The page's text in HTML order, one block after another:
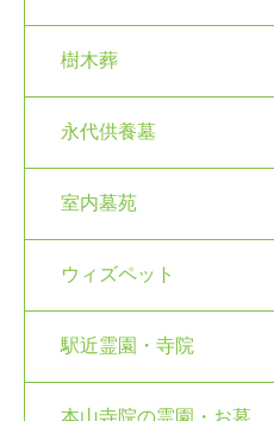
樹木葬
永代供養墓
室内墓苑
ウィズペット
駅近霊園・寺院
本山寺院の霊園・お墓